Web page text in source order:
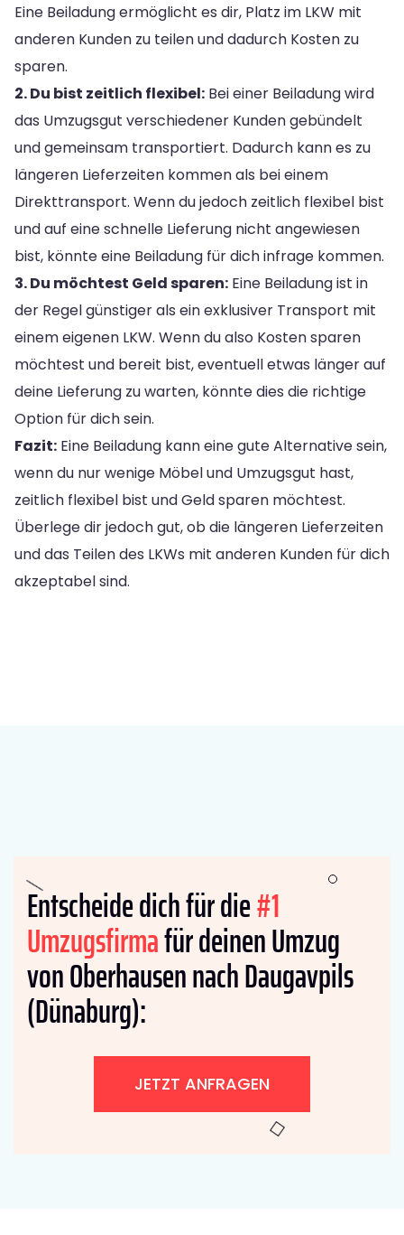
Eine Beiladung ermöglicht es dir, Platz im LKW mit
anderen Kunden zu teilen und dadurch Kosten zu
sparen.
2. Du bist zeitlich flexibel: Bei einer Beiladung wird
das Umzugsgut verschiedener Kunden gebündelt
und gemeinsam transportiert. Dadurch kann es zu
längeren Lieferzeiten kommen als bei einem
Direkttransport. Wenn du jedoch zeitlich flexibel bist
und auf eine schnelle Lieferung nicht angewiesen
bist, könnte eine Beiladung für dich infrage kommen.
3. Du möchtest Geld sparen: Eine Beiladung ist in
der Regel günstiger als ein exklusiver Transport mit
einem eigenen LKW. Wenn du also Kosten sparen
möchtest und bereit bist, eventuell etwas länger auf
deine Lieferung zu warten, könnte dies die richtige
Option für dich sein.
Fazit: Eine Beiladung kann eine gute Alternative sein,
wenn du nur wenige Möbel und Umzugsgut hast,
zeitlich flexibel bist und Geld sparen möchtest.
Überlege dir jedoch gut, ob die längeren Lieferzeiten
und das Teilen des LKWs mit anderen Kunden für dich
akzeptabel sind.
Entscheide dich für die#1
Umzugsfirmafür deinen Umzug
von Oberhausen nach Daugavpils
(Dünaburg):
JETZT ANFRAGEN